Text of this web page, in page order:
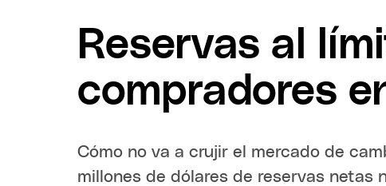
Reservas al
compradores
Cómo no va a crujir el mercado de
millones de dólares de reservas netas